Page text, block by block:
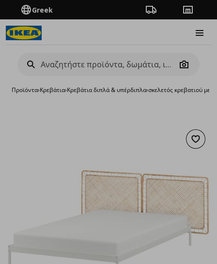
Greek Πορεία παραγγελίας
Camera
Προϊόντα›Κρεβάτια›Κρεβάτια διπλά & υπέρδιπλα›σκελετός κρεβατιού με